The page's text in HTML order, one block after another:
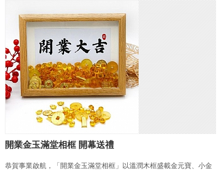
開業金玉滿堂相框 開幕送禮
恭賀事業啟航，「開業金玉滿堂相框」以溫潤木框盛載金元寶、小金